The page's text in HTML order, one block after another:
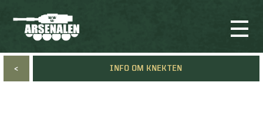
< INFO OM KNEKTEN